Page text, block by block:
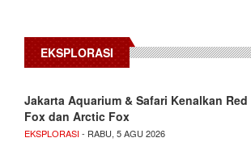
EKSPLORASI
Jakarta Aquarium & Safari Kenalkan Red
Fox dan Arctic Fox
EKSPLORASI- RABU, 5 AGU 2026